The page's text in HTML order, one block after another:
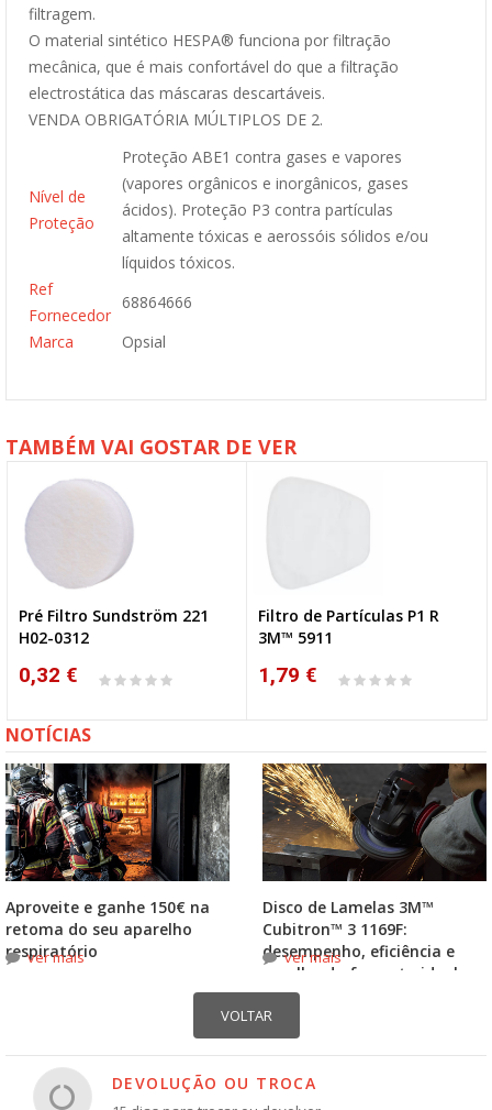
filtragem.
O material sintético HESPA® funciona por filtração
mecânica, que é mais confortável do que a filtração
electrostática das máscaras descartáveis.
VENDA OBRIGATÓRIA MÚLTIPLOS DE 2.
Nível de
Proteção
Proteção ABE1 contra gases e vapores
(vapores orgânicos e inorgânicos, gases
ácidos). Proteção P3 contra partículas
altamente tóxicas e aerossóis sólidos e/ou
líquidos tóxicos.
Ref
Fornecedor
68864666
Marca
Opsial
TAMBÉM VAI GOSTAR DE VER
Pré Filtro Sundström 221
H02-0312
0,32 €
Filtro de Partículas P1 R
3M™ 5911
1,79 €
NOTÍCIAS
Aproveite e ganhe 150€ na
retoma do seu aparelho
respiratório
ver mais
Disco de Lamelas 3M™
Cubitron™ 3 1169F:
desempenho, eficiência e
escolha do formato ideal
ver mais
DEVOLUÇÃO OU TROCA